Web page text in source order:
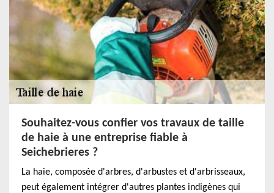
Souhaitez-vous confier vos travaux de taille
de haie à une entreprise fiable à
Seichebrieres ?
La haie, composée d'arbres, d'arbustes et d'arbrisseaux,
peut également intégrer d'autres plantes indigènes qui